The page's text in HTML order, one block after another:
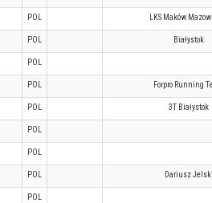
POL LKS Maków
POL Białystok
POL
POL Forpro Running
POL 3T Białystok
POL
POL
POL Dariusz Jelski
POL